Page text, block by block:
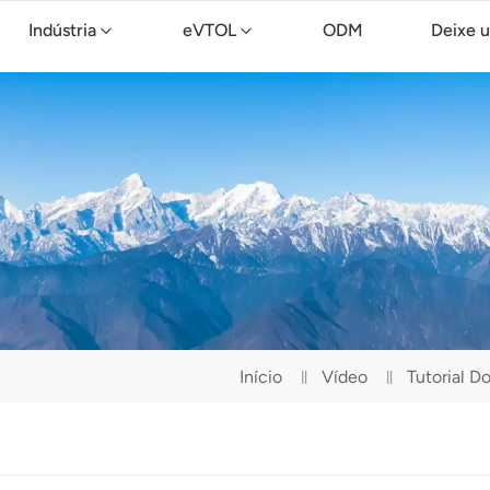
Indústria eVTOL ODM Deixe
Início Vídeo Tutorial